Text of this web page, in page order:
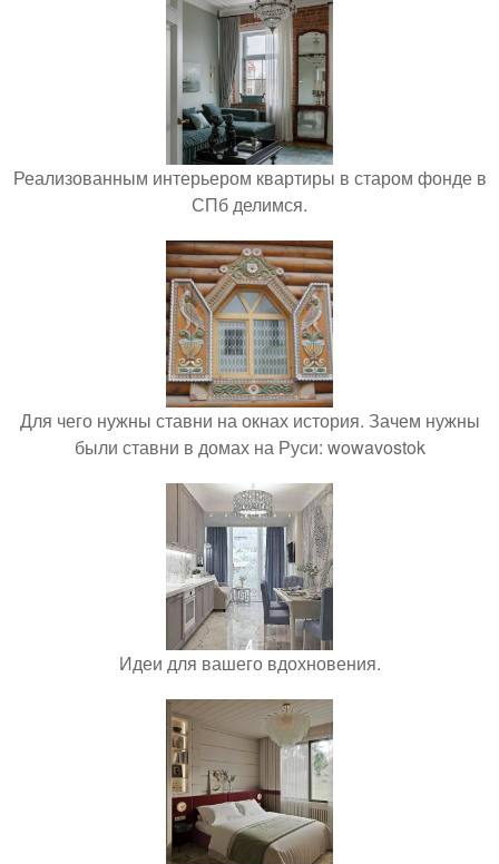
Реализованным интерьером квартиры в старом фонде в
СПб делимся.
Для чего нужны ставни на окнах история. Зачем нужны
были ставни в домах на Руси: wowavostok
Идеи для вашего вдохновения.